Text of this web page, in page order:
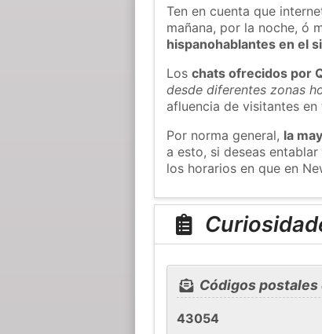
Ten en cuenta que
mañana, por la noche, ó
hispanohablantes en el
Loschats ofrecidos por
desde diferentes zonas
afluencia de visitantes en
Por norma general, la
a esto, si deseas
los horarios en que en
Códigos postales
43054